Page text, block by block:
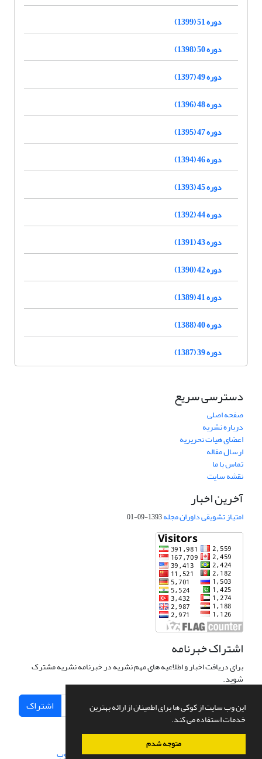
این وب سایت از کوکی ها برای اطمینان از ارائه بهترین
خدمات استفاده می کند.
متوجه شدم
دوره 51 (1399)
دوره 50 (1398)
دوره 49 (1397)
دوره 48 (1396)
دوره 47 (1395)
دوره 46 (1394)
دوره 45 (1393)
دوره 44 (1392)
دوره 43 (1391)
دوره 42 (1390)
دوره 41 (1389)
دوره 40 (1388)
دوره 39 (1387)
دسترسی سریع
صفحه اصلی
درباره نشریه
اعضای هیات تحریریه
ارسال مقاله
تماس با ما
نقشه سایت
آخرین اخبار
امتیاز تشویقی داوران مجله1393-09-01
اشتراک خبرنامه
برای دریافت اخبار و اطلاعیه های مهم نشریه در خبرنامه نشریه مشترک
شوید.
اشتراک
سامانه مدیریت نشریات علمی.طراحی و پیاده سازی از سیناوب